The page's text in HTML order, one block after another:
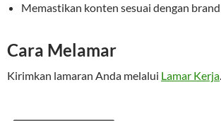
Memastikan konten sesuai dengan
Cara Melamar
Kirimkan lamaran Anda melalui Lamar Kerja.